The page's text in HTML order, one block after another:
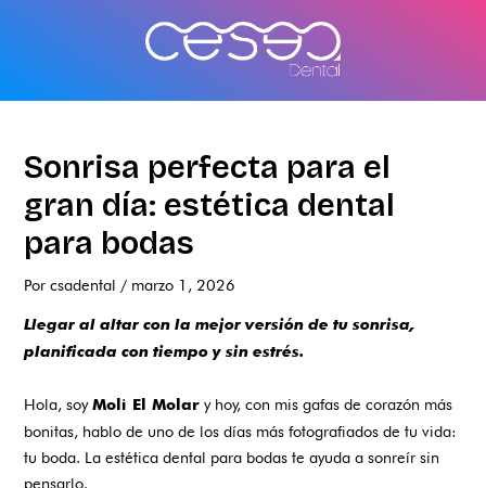
Sonrisa perfecta para el
gran día: estética dental
para bodas
Porcsadental / marzo 1, 2026
Llegar al altar con la mejor versión de tu sonrisa,
planificada con tiempo y sin estrés.
Hola, soyMoli El Molar y hoy, con mis gafas de corazón más
bonitas, hablo de uno de los días más fotografiados de tu vida:
tu boda. La estética dental para bodas te ayuda a sonreír sin
pensarlo.